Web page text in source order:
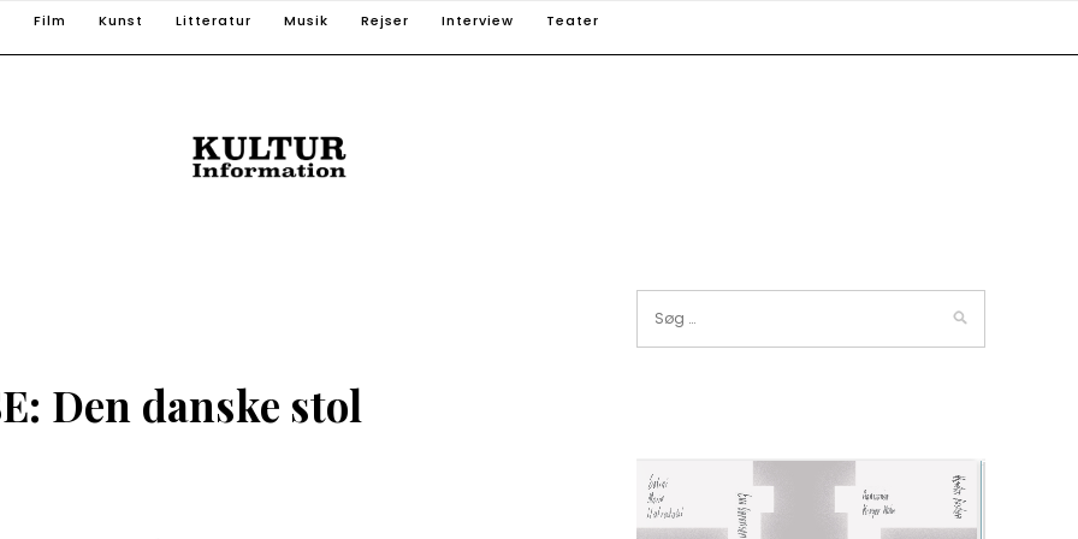
Film Kunst Litteratur Musik Rejser Interview Teater
Den danske stol